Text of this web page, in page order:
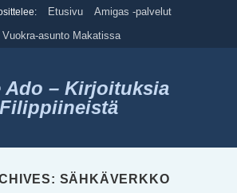
Etusivu
Amigas -palvelut
Vuokra-asunto Makatissa
Ado – Kirjoituksia
Filippiineistä
SÄHKÄVERKKO